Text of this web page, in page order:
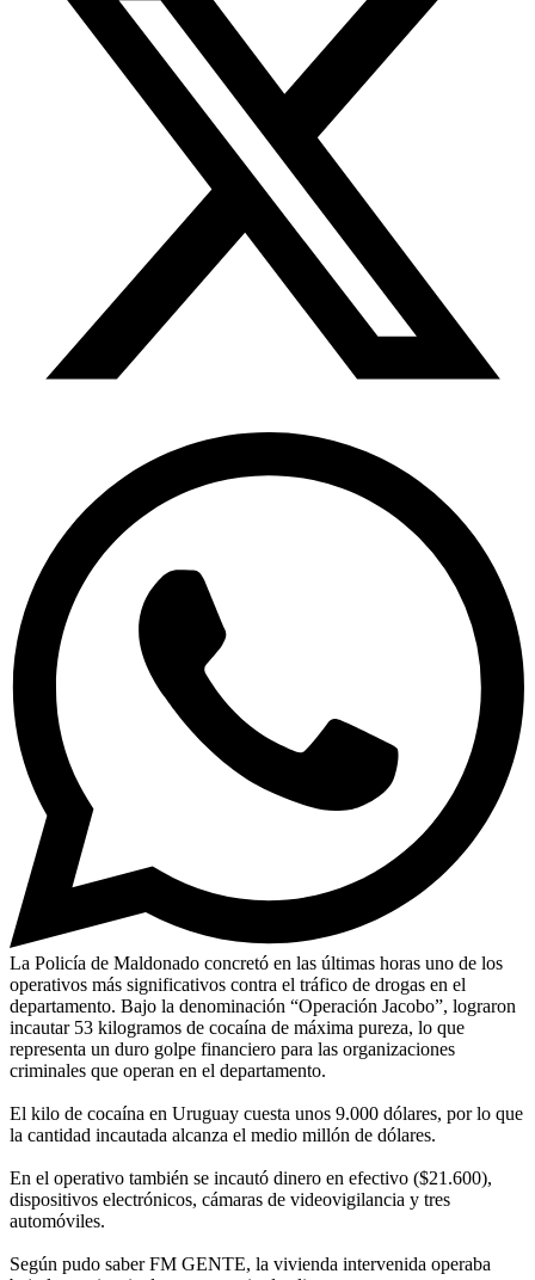
La Policía de Maldonado concretó en las últimas horas uno de los
operativos más significativos contra el tráfico de drogas en el
departamento. Bajo la denominación “Operación Jacobo”, lograron
incautar 53 kilogramos de cocaína de máxima pureza, lo que
representa un duro golpe financiero para las organizaciones
criminales que operan en el departamento.
El kilo de cocaína en Uruguay cuesta unos 9.000 dólares, por lo que
la cantidad incautada alcanza el medio millón de dólares.
En el operativo también se incautó dinero en efectivo ($21.600),
dispositivos electrónicos, cámaras de videovigilancia y tres
automóviles.
Según pudo saber FM GENTE, la vivienda intervenida operaba